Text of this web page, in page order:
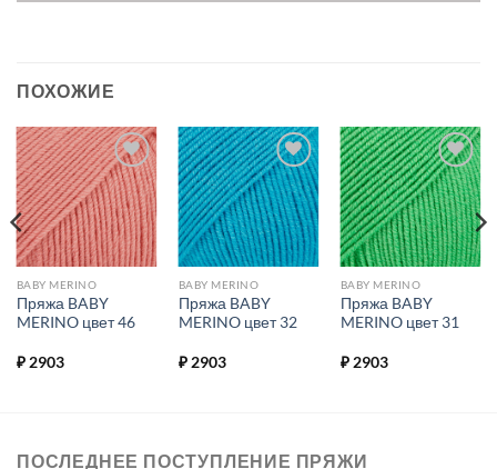
ПОХОЖИЕ
Добавить в
избранное.
BABY MERINO
Пряжа BABY
MERINO цвет 46
₽2903
Добавить в
избранное.
BABY MERINO
Пряжа BABY
MERINO цвет 32
₽2903
Добавить в
избранное.
BABY MERINO
Пряжа BABY
MERINO цвет 31
₽2903
ПОСЛЕДНЕЕ ПОСТУПЛЕНИЕ ПРЯЖИ